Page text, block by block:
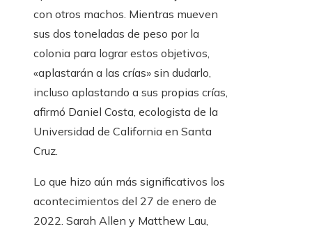
con otros machos. Mientras mueven
sus dos toneladas de peso por la
colonia para lograr estos objetivos,
«aplastarán a las crías» sin dudarlo,
incluso aplastando a sus propias crías,
afirmó Daniel Costa, ecologista de la
Universidad de California en Santa
Cruz.
Lo que hizo aún más significativos los
acontecimientos del 27 de enero de
2022. Sarah Allen y Matthew Lau,